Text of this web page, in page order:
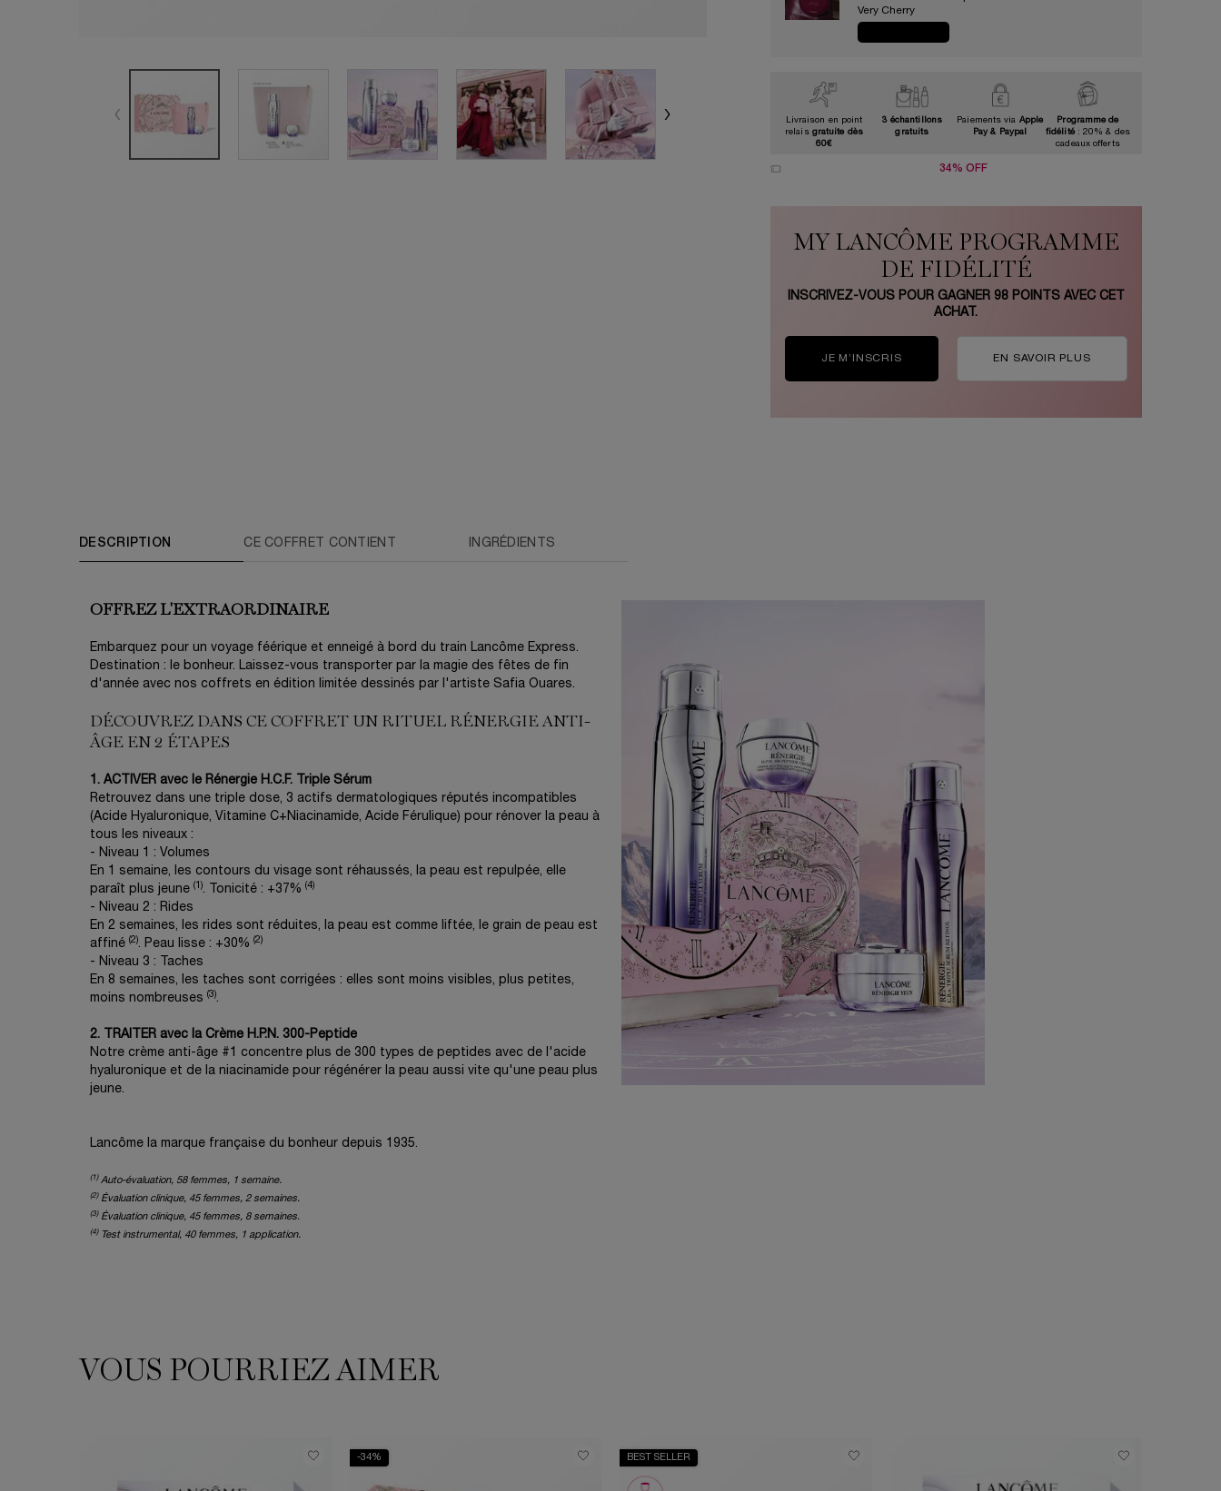
Very Cherry​
Livraison en point
relais gratuite dès
60€
3 échantillons
gratuits
Paiements via Apple
Pay & Paypal
Programme de
fidélité: 20% & des
cadeaux offerts
34% OFF
MY LANCÔME PROGRAMME
DE FIDÉLITÉ
INSCRIVEZ-VOUS POUR GAGNER 98POINTS AVEC CET
ACHAT.
JE M’INSCRIS EN SAVOIR PLUS
DESCRIPTION CE COFFRET CONTIENT INGRÉDIENTS
OFFREZ L'EXTRAORDINAIRE
Embarquez pour un voyage féérique et enneigé à bord du train Lancôme Express.
Destination : le bonheur. Laissez-vous transporter par la magie des fêtes de fin
d'année avec nos coffrets en édition limitée dessinés par l'artiste Safia Ouares.
DÉCOUVREZ DANS CE COFFRET UN RITUEL RÉNERGIE ANTI-
ÂGE EN 2 ÉTAPES
1. ACTIVER avec le Rénergie H.C.F. Triple Sérum
Retrouvez dans une triple dose, 3 actifs dermatologiques réputés incompatibles
(Acide Hyaluronique, Vitamine C+Niacinamide, Acide Férulique) pour rénover la peau à
tous les niveaux ​:
- Niveau 1 : Volumes
En 1 semaine, les contours du visage sont réhaussés, la peau est repulpée, elle
paraît plus jeune (1). Tonicité : +37% (4)
- Niveau 2 : Rides
En 2 semaines, les rides sont réduites, la peau est comme liftée, le grain de peau est
affiné (2). Peau lisse : +30% (2)
- Niveau 3 : Taches
En 8 semaines, les taches sont corrigées : elles sont moins visibles, plus petites,
moins nombreuses (3).
2. TRAITER avec la Crème H.P.N. 300-Peptide
Notre crème anti-âge #1 concentre plus de 300 types de peptides avec de l'acide
hyaluronique et de la niacinamide pour régénérer la peau aussi vite qu'une peau plus
jeune.
Lancôme la marque française du bonheur depuis 1935.
(1)Auto-évaluation, 58 femmes, 1 semaine.
(2)Évaluation clinique, 45 femmes, 2 semaines.
(3)Évaluation clinique, 45 femmes, 8 semaines.
(4)Test instrumental, 40 femmes, 1 application.
VOUS POURRIEZ AIMERVOUS POURRIEZ AIMER
-34% BEST SELLER